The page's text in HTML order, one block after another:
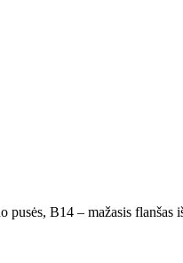
B14 – mažasis